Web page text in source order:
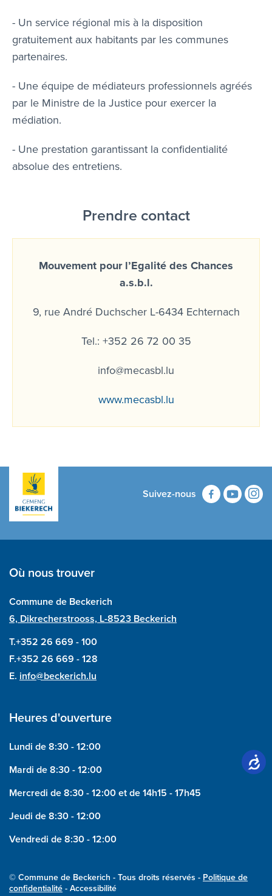
- Un service régional mis à la disposition
gratuitement aux habitants par les communes
partenaires.
- Une équipe de médiateurs professionnels agréés
par le Ministre de la Justice pour exercer la
médiation.
- Une prestation garantissant la confidentialité
absolue des entretiens.
Prendre contact
Mouvement pour l’Egalité des Chances
a.s.b.l.
9, rue André Duchscher L-6434 Echternach
Tel.: +352 26 72 00 35
info@mecasbl.lu
www.mecasbl.lu
Suivez-nous
Où nous trouver
Commune de Beckerich
6, Dikrecherstrooss, L-8523 Beckerich
T.+352 26 669 - 100
F.+352 26 669 - 128
E. info@beckerich.lu
Heures d'ouverture
Lundi de 8:30 - 12:00
Mardi de 8:30 - 12:00
Mercredi de 8:30 - 12:00 et de 14h15 - 17h45
Jeudi de 8:30 - 12:00
Vendredi de 8:30 - 12:00
© Commune de Beckerich - Tous droits réservés - Politique de
confidentialité- Accessibilité